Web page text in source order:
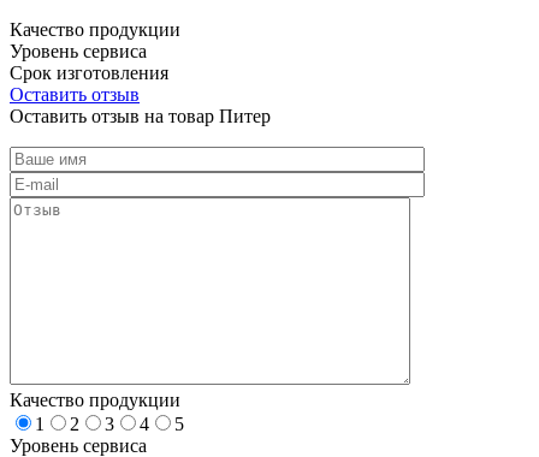
Качество продукции
Уровень сервиса
Срок изготовления
Оставить отзыв
Оставить отзыв на товар Питер
Качество продукции
1
2 3 4
5
Уровень сервиса